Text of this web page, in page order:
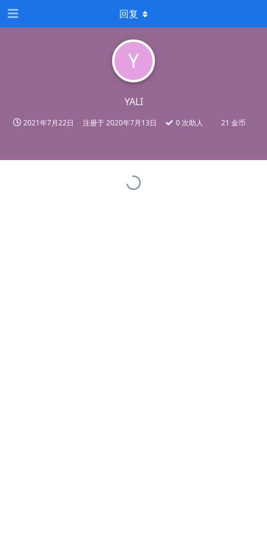
Y
YALI
2021年7月22日 注册于2020年7月13日 0次助人 21 金币
回复